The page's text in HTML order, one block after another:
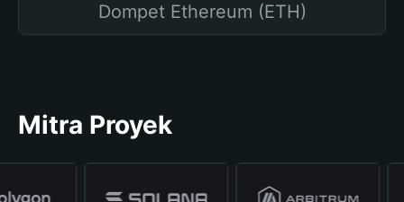
Dompet Ethereum (ETH)
Mitra Proyek